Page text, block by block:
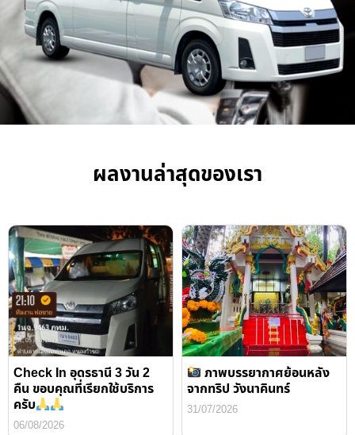
ผลงานล่าสุดของเรา
Check In อุดรธานี 3 วัน 2
คืน ขอบคุณที่เรียกใช้บริการ
ครับ
06/08/2026
ภาพบรรยากาศย้อนหลัง
จากทริป วังนาคินทร์
31/07/2026